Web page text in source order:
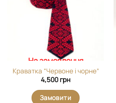
На замовлення
Краватка “Червоне і чорне”
4,500 грн
Замовити